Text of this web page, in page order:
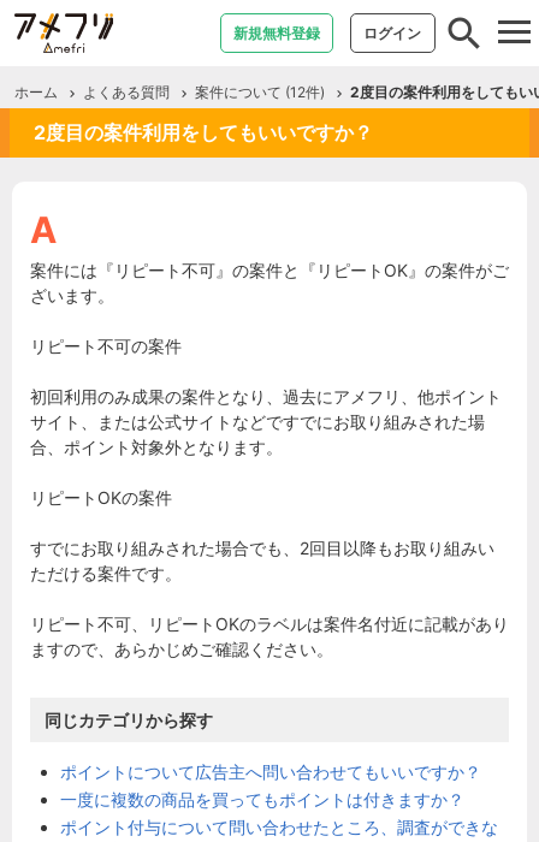
新規無料登録 ログイン
ホーム よくある質問 案件について (12件) 2度目の案件利用をしてもい
2度目の案件利用をしてもいいですか？
案件には『リピート不可』の案件と『リピートOK』の案件がご
ざいます。
リピート不可の案件
初回利用のみ成果の案件となり、過去にアメフリ、他ポイント
サイト、または公式サイトなどですでにお取り組みされた場
合、ポイント対象外となります。
リピートOKの案件
すでにお取り組みされた場合でも、2回目以降もお取り組みい
ただける案件です。
リピート不可、リピートOKのラベルは案件名付近に記載があり
ますので、あらかじめご確認ください。
同じカテゴリから探す
ポイントについて広告主へ問い合わせてもいいですか？
一度に複数の商品を買ってもポイントは付きますか？
ポイント付与について問い合わせたところ、調査ができな